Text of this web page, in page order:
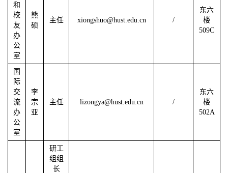
和
校
友
办
公
室
熊
硕
主任 xiongshuo@hust.edu.cn /
东六
楼
509C
国
际
交
流
办
公
室
李
宗
亚
主任 lizongya@hust.edu.cn /
东六
楼
502A
研工
组组
长